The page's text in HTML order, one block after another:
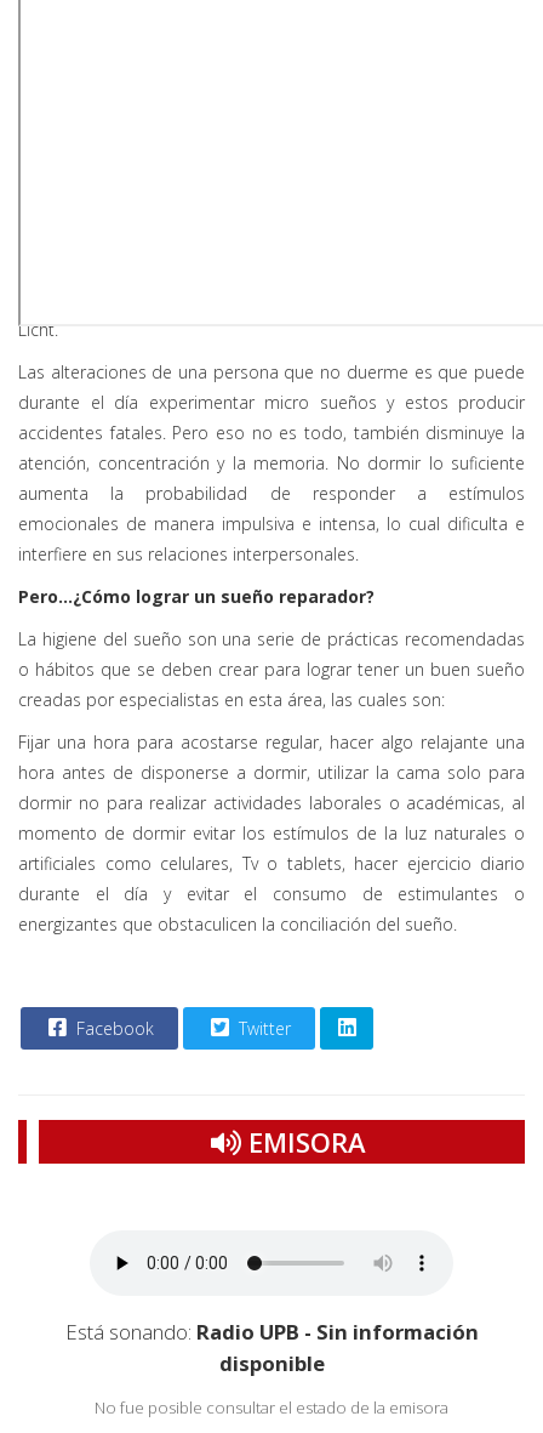
Licht.
Las alteraciones de una persona que no duerme es que puede
durante el día experimentar micro sueños y estos producir
accidentes fatales. Pero eso no es todo, también disminuye la
atención, concentración y la memoria. No dormir lo suficiente
aumenta la probabilidad de responder a estímulos
emocionales de manera impulsiva e intensa, lo cual dificulta e
interfiere en sus relaciones interpersonales.
Pero…¿Cómo lograr un sueño reparador?
La higiene del sueño son una serie de prácticas recomendadas
o hábitos que se deben crear para lograr tener un buen sueño
creadas por especialistas en esta área, las cuales son:
Fijar una hora para acostarse regular, hacer algo relajante una
hora antes de disponerse a dormir, utilizar la cama solo para
dormir no para realizar actividades laborales o académicas, al
momento de dormir evitar los estímulos de la luz naturales o
artificiales como celulares, Tv o tablets, hacer ejercicio diario
durante el día y evitar el consumo de estimulantes o
energizantes que obstaculicen la conciliación del sueño.
Facebook Twitter
EMISORA
Está sonando: Radio UPB - Sin información
disponible
No fue posible consultar el estado de la emisora